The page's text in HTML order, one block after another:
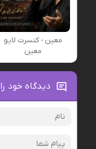
معین - کنسرت لایو
معین
دیدگاه خود